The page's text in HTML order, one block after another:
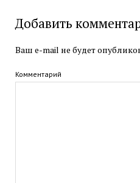
Добавить
Ваш e-mail не будет
Комментарий